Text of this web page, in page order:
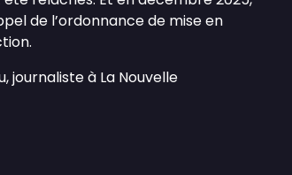
de l’ordonnance de mise en
journaliste à La Nouvelle